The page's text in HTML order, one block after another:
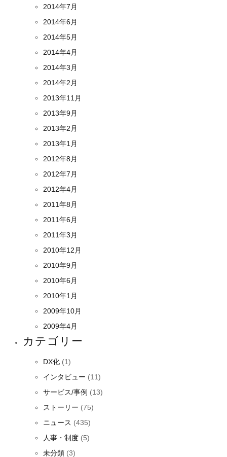
2014年7月
2014年6月
2014年5月
2014年4月
2014年3月
2014年2月
2013年11月
2013年9月
2013年2月
2013年1月
2012年8月
2012年7月
2012年4月
2011年8月
2011年6月
2011年3月
2010年12月
2010年9月
2010年6月
2010年1月
2009年10月
2009年4月
カテゴリー
DX化 (1)
インタビュー (11)
サービス/事例 (13)
ストーリー (75)
ニュース (435)
人事・制度 (5)
未分類 (3)